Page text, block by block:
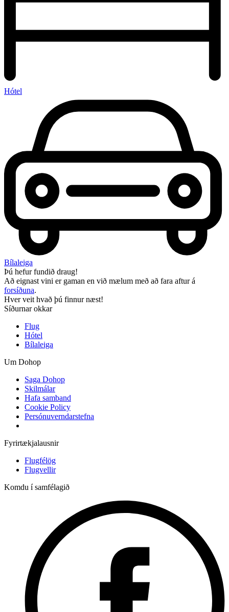
Hótel
Bílaleiga
Þú hefur fundið draug!
Að eignast vini er gaman en við mælum með að fara aftur á
forsíðuna.
Hver veit hvað þú finnur næst!
Síðurnar okkar
Flug
Hótel
Bílaleiga
Um Dohop
Saga Dohop
Skilmálar
Hafa samband
Cookie Policy
Persónuverndarstefna
Fyrirtækjalausnir
Flugfélög
Flugvellir
Komdu í samfélagið